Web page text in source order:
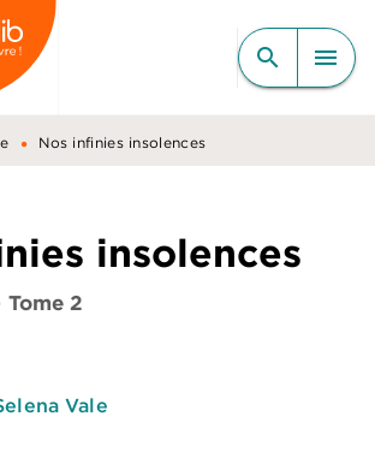
CONTENU
search menu
• Nos infinies insolences
insolences
2
Vale